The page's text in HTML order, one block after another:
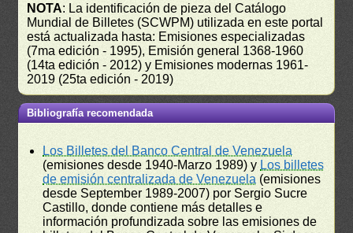
NOTA: La identificación de pieza del Catálogo
Mundial de Billetes (SCWPM) utilizada en este portal
está actualizada hasta: Emisiones especializadas
(7ma edición - 1995), Emisión general 1368-1960
(14ta edición - 2012) y Emisiones modernas 1961-
2019 (25ta edición - 2019)
Bibliografía recomendada
Los Billetes del Banco Central de Venezuela
(emisiones desde 1940-Marzo 1989) y Los billetes
de emisión centralizada de Venezuela (emisiones
desde September 1989-2007) por Sergio Sucre
Castillo, donde contiene más detalles e
información profundizada sobre las emisiones de